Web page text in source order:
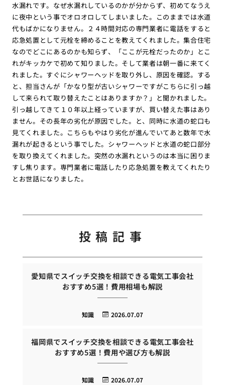
水漏れです。なぜ水漏れしているのかが分からず、初めてなうえ
に夜中という事でオロオロしてしまいました。このままでは水道
代もばかになりません。２４時間対応の専門業者に電話をすると
応急処置として元栓を締めることを教えてくれました。集合住宅
なのでどこにあるのかも知らず、「ここが元栓だったのか」とこ
れがキッカケで初めて知りました。そして業者は朝一番に来てく
れました。すぐにシャワーヘッドを取り外し、原因を確認。する
と、担当さんが「かなり型が古いシャワーですがこちらに引っ越
して来られて取り替えたことはありますか？」と聞かれました。
引っ越してきて１０年以上経っていますが、買い替えた事はあり
ません。その長年の劣化が原因でした。と、同時に水道の蛇口も
見てくれました。こちらもやはり劣化が進んでいてあと数年で水
漏れが起きるという事でした。シャワーヘッドと水道の蛇口部分
を取り換えてくれました。突然の水漏れというのは本当に困りま
すし焦ります。専門業者に電話したり応急処置を教えてくれたり
とお世話になりました。
投稿記事
愛知県でスイッチ交換を相談できる電気工事会社
おすすめ5選！費用相場も解説
2026.07.07
知識
福岡県でスイッチ交換を相談できる電気工事会社
おすすめ5選！費用や選び方も解説
2026.07.07
知識